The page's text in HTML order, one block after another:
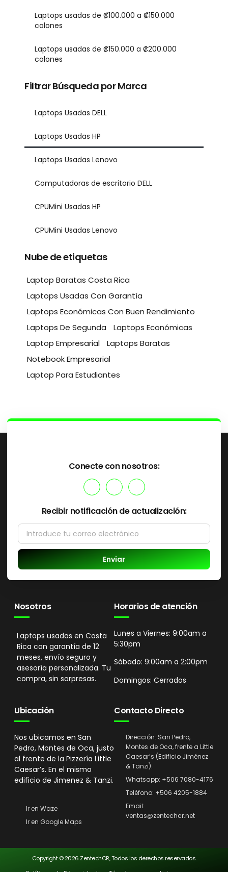
Laptops usadas de ₡100.000 a ₡150.000
colones
Laptops usadas de ₡150.000 a ₡200.000
colones
Filtrar Búsqueda por Marca
Laptops Usadas DELL
Laptops Usadas HP
Laptops Usadas Lenovo
Computadoras de escritorio DELL
CPUMini Usadas HP
CPUMini Usadas Lenovo
Nube de etiquetas
Laptop Baratas Costa Rica
Laptops Usadas Con Garantía
Laptops Económicas Con Buen Rendimiento
Laptops De Segunda
Laptops Económicas
Laptop Empresarial
Laptops Baratas
Notebook Empresarial
Laptop Para Estudiantes
Conecte con nosotros:
Recibir notificación de actualización:
Enviar
Nosotros
Laptops usadas en Costa
Rica con garantía de 12
meses, envío seguro y
asesoría personalizada. Tu
compra, sin sorpresas.
Horarios de atención
Lunes a Viernes: 9:00am a
5:30pm
Sábado: 9:00am a 2:00pm
Domingos: Cerrados
Ubicación
Nos ubicamos en San
Pedro, Montes de Oca, justo
al frente de la Pizzería Little
Caesar’s. En el mismo
edificio de Jimenez & Tanzi.
Ir en Waze
Ir en Google Maps
Contacto Directo
Dirección: San Pedro,
Montes de Oca, frente a Little
Caesar’s (Edificio Jiménez
& Tanzi).
Whatsapp: +506 7080-4176
Teléfono: +506 4205-1884
Email:
ventas@zentechcr.net
Copyright © 2026 ZentechCR, Todos los derechos reservados.